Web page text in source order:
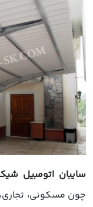
سایبان اتومبیل
چون مسکونی،